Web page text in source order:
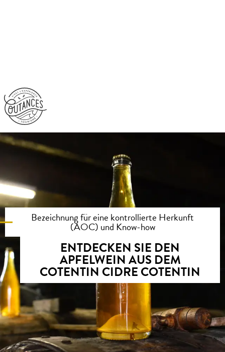
Bezeichnung für eine kontrollierte Herkunft
(AOC) und Know-how
ENTDECKEN SIE DEN
APFELWEIN AUS DEM
COTENTIN CIDRE COTENTIN